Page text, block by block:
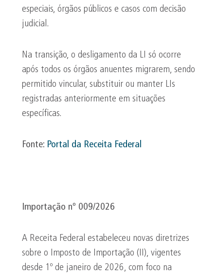
especiais, órgãos públicos e casos com decisão
judicial.
Na transição, o desligamento da LI só ocorre
após todos os órgãos anuentes migrarem, sendo
permitido vincular, substituir ou manter LIs
registradas anteriormente em situações
específicas.
Fonte: Portal da Receita Federal
Importação nº 009/2026
A Receita Federal estabeleceu novas diretrizes
sobre o Imposto de Importação (II), vigentes
desde 1º de janeiro de 2026, com foco na